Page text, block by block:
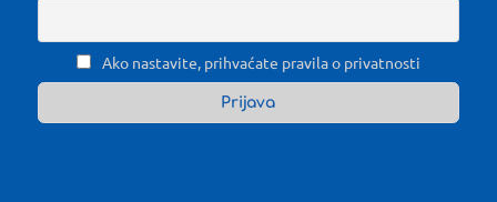
Ako nastavite, prihvaćate pravila o privatnosti